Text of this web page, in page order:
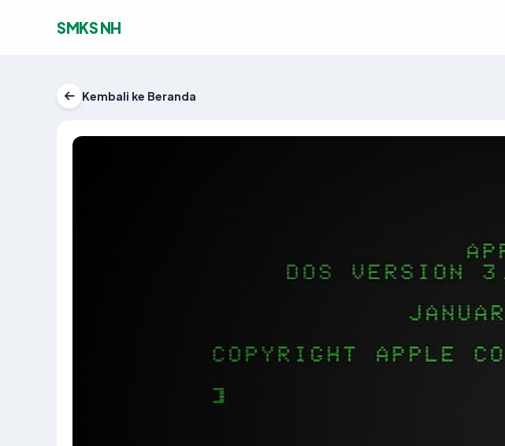
SMKS NH
Kembali ke Beranda